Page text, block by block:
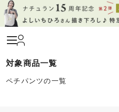
ペチパンツの一覧